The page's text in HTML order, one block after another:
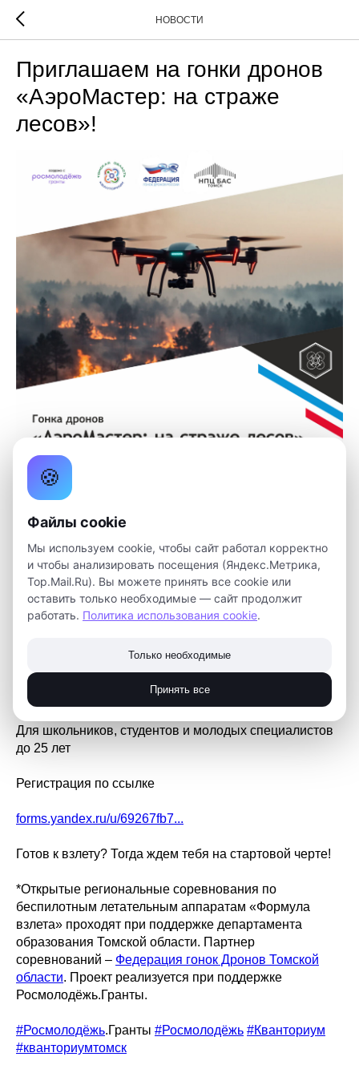
НОВОСТИ
Приглашаем на гонки дронов
«АэроМастер: на страже
лесов»!
Детский технопарк «Кванториум» совместно с
региональным отделением Федерации гонок Дронов
открытые региональные соревнования «Формула
взлета»!
Соревнования проводятся в классе 65–75 мм,
участие на собственных дронах
НПЦ БАС, г. Томск, ул. Ивановского, 4/3, стр. 1
Для школьников, студентов и молодых специалистов
до 25 лет
Регистрация по ссылке
forms.yandex.ru/u/69267fb7...
Готов к взлету? Тогда ждем тебя на стартовой черте!
*Открытые региональные соревнования по
беспилотным летательным аппаратам «Формула
взлета» проходят при поддержке департамента
образования Томской области. Партнер
соревнований – Федерация гонок Дронов Томской
области. Проект реализуется при поддержке
Росмолодёжь.Гранты.
#Росмолодёжь.Гранты #Росмолодёжь #Кванториум
#кванториумтомск
🍪
Файлы cookie
Мы используем cookie, чтобы сайт работал корректно
и чтобы анализировать посещения (Яндекс.Метрика,
Top.Mail.Ru). Вы можете принять все cookie или
оставить только необходимые — сайт продолжит
работать. Политика использования cookie.
Только необходимые
Принять все